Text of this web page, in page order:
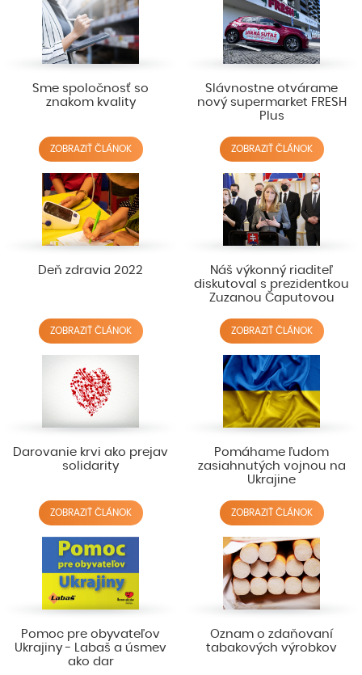
Sme spoločnosť so
znakom kvality
ZOBRAZIŤ ČLÁNOK
Slávnostne otvárame
nový supermarket FRESH
Plus
ZOBRAZIŤ ČLÁNOK
Deň zdravia 2022
ZOBRAZIŤ ČLÁNOK
Náš výkonný riaditeľ
diskutoval s prezidentkou
Zuzanou Čaputovou
ZOBRAZIŤ ČLÁNOK
Darovanie krvi ako prejav
solidarity
ZOBRAZIŤ ČLÁNOK
Pomáhame ľudom
zasiahnutých vojnou na
Ukrajine
ZOBRAZIŤ ČLÁNOK
Pomoc pre obyvateľov
Ukrajiny - Labaš a úsmev
ako dar
Oznam o zdaňovaní
tabakových výrobkov